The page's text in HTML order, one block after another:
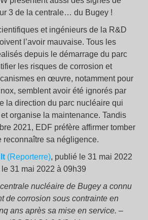
3 de la centrale… du Bugey !
et ingénieurs de la R&D
l’avoir mauvaise. Tous les
depuis le démarrage du parc
les risques de corrosion et
en œuvre, notamment pour
semblent avoir été ignorés par
la direction du parc nucléaire qui
organise la maintenance. Tandis
2021, EDF préfère affirmer tomber
reconnaître sa négligence.
(Reporterre), publié le 31 mai 2022
31 mai 2022 à 09h39
nucléaire de Bugey a connu
de corrosion sous contrainte en
ans après sa mise en service. –